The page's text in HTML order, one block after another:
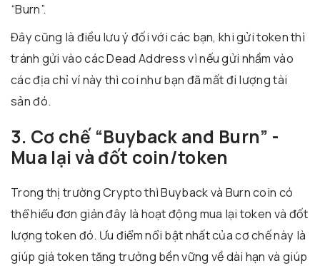
“Burn”.
Đây cũng là điều lưu ý đối với các bạn, khi gửi token thì
tránh gửi vào các Dead Address vì nếu gửi nhầm vào
các địa chỉ ví này thì coi như bạn đã mất đi lượng tài
sản đó.
3. Cơ chế “Buyback and Burn” -
Mua lại và đốt coin/token
Trong thị trường Crypto thì Buyback và Burn coin có
thể hiểu đơn giản đây là hoạt động mua lại token và đốt
lượng token đó. Ưu điểm nổi bật nhất của cơ chế này là
giúp giá token tăng trưởng bền vững về dài hạn và giúp